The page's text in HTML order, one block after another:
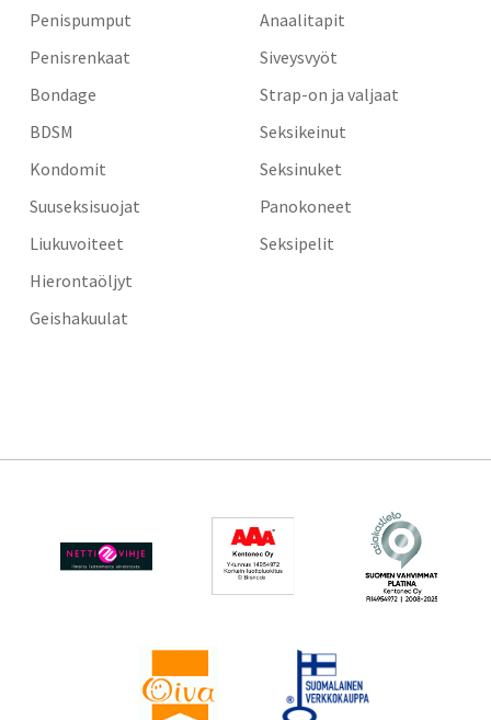
Penispumput
Penisrenkaat
Bondage
BDSM
Kondomit
Suuseksisuojat
Liukuvoiteet
Hierontaöljyt
Geishakuulat
Anaalitapit
Siveysvyöt
Strap-on ja valjaat
Seksikeinut
Seksinuket
Panokoneet
Seksipelit